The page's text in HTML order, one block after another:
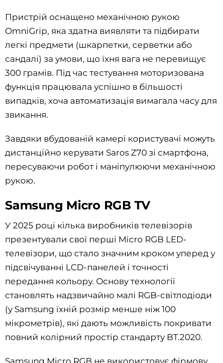
Пристрій оснащено механічною рукою
OmniGrip, яка здатна виявляти та підбирати
легкі предмети (шкарпетки, серветки або
сандалі) за умови, що їхня вага не перевищує
300 грамів. Під час тестування моторизована
функція працювала успішно в більшості
випадків, хоча автоматизація вимагала часу для
звикання.
Завдяки вбудованій камері користувачі можуть
дистанційно керувати Saros Z70 зі смартфона,
пересуваючи робот і маніпулюючи механічною
рукою.
Samsung Micro RGB TV
У 2025 році кілька виробників телевізорів
презентували свої перші Micro RGB LED-
телевізори, що стало значним кроком уперед у
підсвічуванні LCD-панелей і точності
передання кольору. Основу технології
становлять надзвичайно малі RGB-світлодіоди
(у Samsung їхній розмір менше ніж 100
мікрометрів), які дають можливість покривати
повний колірний простір стандарту BT.2020.
Samsung Micro RGB не використовує фірмову